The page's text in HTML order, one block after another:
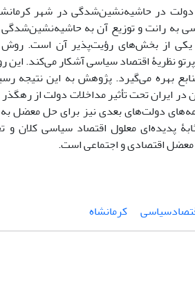
در حاشیه‌نشین‌شدگی در شهر
به رانت و توزیع آن به
یکی از بخش‌های رؤیت‌پذیر آن است.
پرتو نظریۀ اقتصاد سیاسی آشکار می‌کند.
بهره می‌گیرد. پژوهش به این
ایران تحت تأثیر مداخلات دولت از
دولت‌های بعدی نیز برای حل معضل به
پدیده‌ای معلول اقتصاد سیاسی کلان و
معضل اقتصادی و اجتماعی است.
کرمانشاه